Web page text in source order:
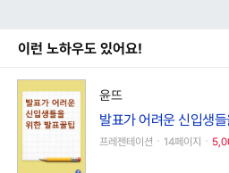
이런 노하우도 있어요!
윤뜨
발표가 어려운 신입생
프레젠테이션ㆍ14페이지ㆍ